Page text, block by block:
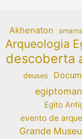
Akhenaton amarna
Arqueologia
descoberta
deuses
Egito
evento de
Grande